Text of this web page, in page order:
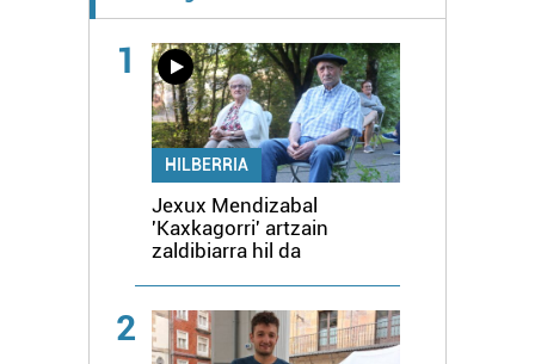
1
HILBERRIA
Jexux Mendizabal
'Kaxkagorri' artzain
zaldibiarra hil da
2